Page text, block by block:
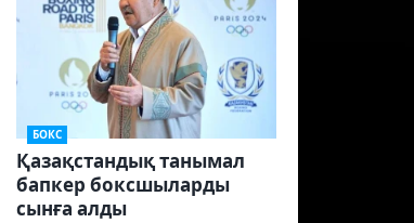
БОКС
Қазақстандық танымал
бапкер боксшыларды
сынға алды